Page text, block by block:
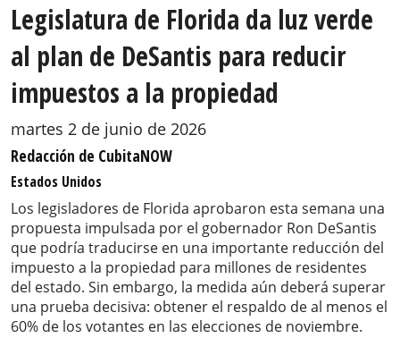
Legislatura de Florida da luz verde
al plan de DeSantis para reducir
impuestos a la propiedad
martes 2 de junio de 2026
Redacción de CubitaNOW
Estados Unidos
Los legisladores de Florida aprobaron esta semana una
propuesta impulsada por el gobernador Ron DeSantis
que podría traducirse en una importante reducción del
impuesto a la propiedad para millones de residentes
del estado. Sin embargo, la medida aún deberá superar
una prueba decisiva: obtener el respaldo de al menos el
60% de los votantes en las elecciones de noviembre.